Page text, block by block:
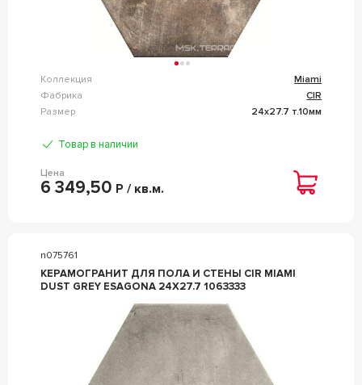
Коллекция
Miami
Фабрика
CIR
Размер
24x27.7 т.10мм
Товар в наличии
Цена
6 349,50 Р / кв.м.
n075761
КЕРАМОГРАНИТ ДЛЯ ПОЛА И СТЕНЫ CIR MIAMI
DUST GREY ESAGONA 24X27.7 1063333